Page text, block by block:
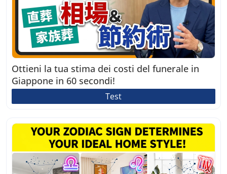
Ottieni la tua stima dei costi del funerale in
Giappone in 60 secondi!
Test